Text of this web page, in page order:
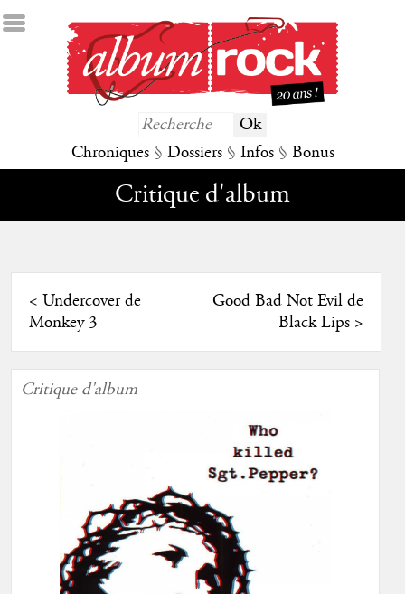
Chroniques § Dossiers § Infos § Bonus
Critique d'album
< Undercover de
Monkey 3
Good Bad Not Evil de
Black Lips>
Critique d'album